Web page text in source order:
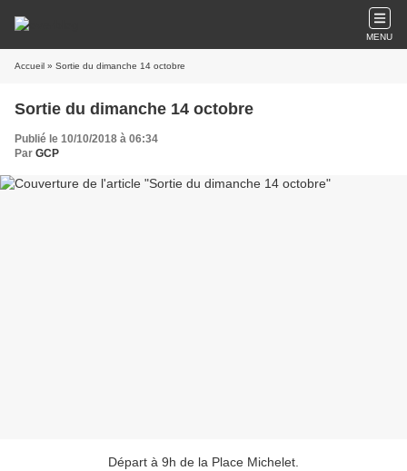
MENU
Accueil » Sortie du dimanche 14 octobre
Sortie du dimanche 14 octobre
Publié le 10/10/2018 à 06:34
Par GCP
Départ à 9h de la Place Michelet.